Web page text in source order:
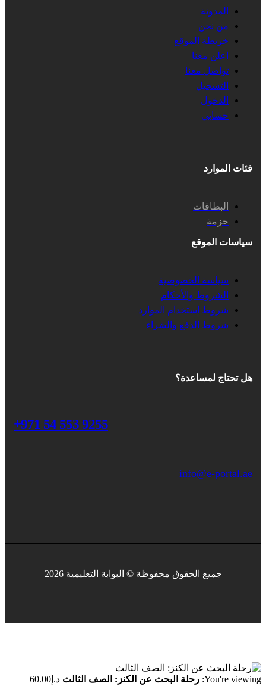
المدونة
من نحن
خريطة الموقع
اعلن معنا
تواصل معنا
التسجيل
الدخول
حسابي
فئات الموارد
البطاقات
حزمة
سياسات الموقع
سياسة الخصوصية
الشروط والأحكام
شروط استخدام الموارد
شروط الدفع والشراء
هل تحتاج لمساعدة؟
+971 54 553 9255
info@e-portal.ae
جميع الحقوق محفوظة © البوابة التعليمية 2026
You're viewing: رحلة البحث عن الكنز: الصف الثالث د.إ 60.00